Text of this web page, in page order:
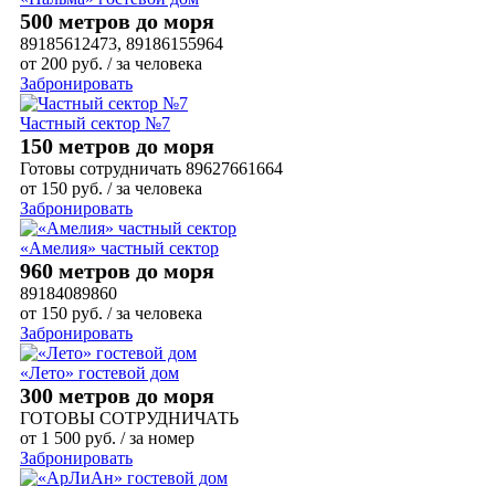
500 метров до моря
89185612473, 89186155964
от 200 руб. / за человека
Забронировать
Частный сектор №7
150 метров до моря
Готовы сотрудничать 89627661664
от 150 руб. / за человека
Забронировать
«Амелия» частный сектор
960 метров до моря
89184089860
от 150 руб. / за человека
Забронировать
«Лето» гостевой дом
300 метров до моря
ГОТОВЫ СОТРУДНИЧАТЬ
от 1 500 руб. / за номер
Забронировать